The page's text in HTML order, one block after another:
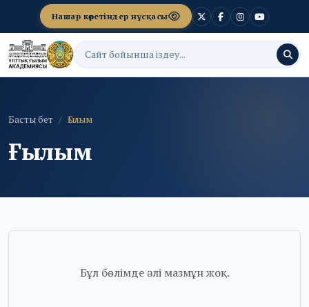
Нашар көретіндер нұсқасы
Басты бет Ғылым
Ғылым
Бұл бөлімде әлі мазмұн жоқ.